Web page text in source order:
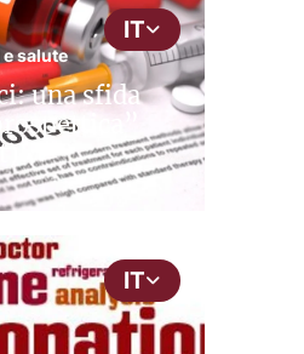
IT
salute
una sfida
IT